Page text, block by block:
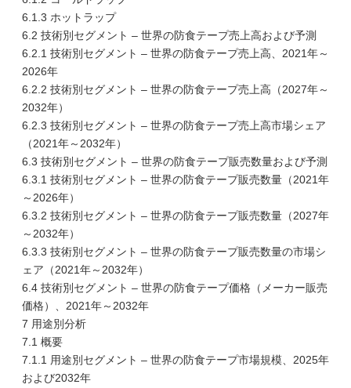
6.1.3 ホットラップ
6.2 技術別セグメント – 世界の防食テープ売上高および予測
6.2.1 技術別セグメント – 世界の防食テープ売上高、2021年～
2026年
6.2.2 技術別セグメント – 世界の防食テープ売上高（2027年～
2032年）
6.2.3 技術別セグメント – 世界の防食テープ売上高市場シェア
（2021年～2032年）
6.3 技術別セグメント – 世界の防食テープ販売数量および予測
6.3.1 技術別セグメント – 世界の防食テープ販売数量（2021年
～2026年）
6.3.2 技術別セグメント – 世界の防食テープ販売数量（2027年
～2032年）
6.3.3 技術別セグメント – 世界の防食テープ販売数量の市場シ
ェア（2021年～2032年）
6.4 技術別セグメント – 世界の防食テープ価格（メーカー販売
価格）、2021年～2032年
7 用途別分析
7.1 概要
7.1.1 用途別セグメント – 世界の防食テープ市場規模、2025年
および2032年